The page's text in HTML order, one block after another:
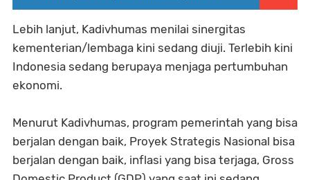
Lebih lanjut, Kadivhumas menilai sinergitas
kementerian/lembaga kini sedang diuji. Terlebih kini
Indonesia sedang berupaya menjaga pertumbuhan
ekonomi.
Menurut Kadivhumas, program pemerintah yang bisa
berjalan dengan baik, Proyek Strategis Nasional bisa
berjalan dengan baik, inflasi yang bisa terjaga, Gross